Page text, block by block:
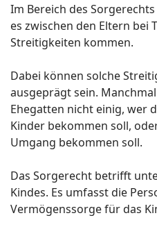
Im Bereich des
es zwischen den Eltern bei
Streitigkeiten kommen.
Dabei können solche
ausgeprägt sein.
Ehegatten nicht einig, wer
Kinder bekommen soll,
Umgang bekommen soll.
Das Sorgerecht betrifft
Kindes. Es umfasst die
Vermögenssorge für das